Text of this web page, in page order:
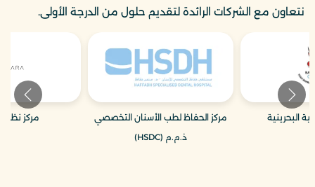
نتعاون مع الشركات الرائدة لتقديم حلول من الدرجة الأولى.
البحرينية
مركز الحفاظ لطب الأسنان التخصصي
ذ.م.م (HSDC)
مركز